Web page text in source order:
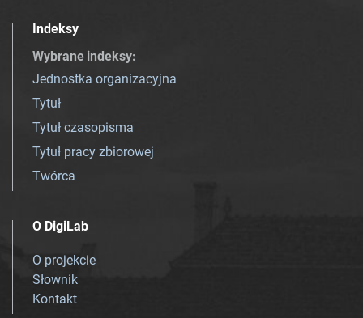
Indeksy
Wybrane indeksy:
Jednostka organizacyjna
Tytuł
Tytuł czasopisma
Tytuł pracy zbiorowej
Twórca
O DigiLab
O projekcie
Słownik
Kontakt